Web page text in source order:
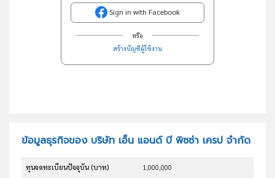
Sign in with Facebook
หรือ
สร้างบัญชีผู้ใช้งาน
ข้อมูลธุรกิจของ บริษัท เอ็น แอนด์ บี พิซซ่า เครป จำกัด
ทุนจดทะเบียนปัจจุบัน (บาท) 1,000,000